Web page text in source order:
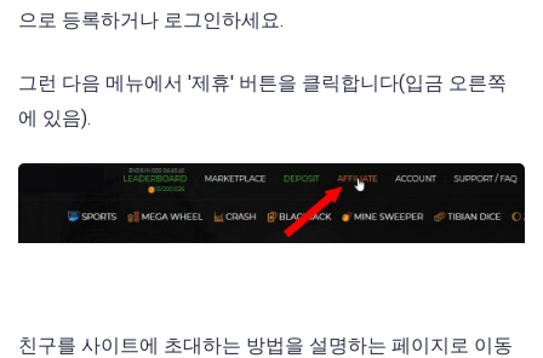
으로 등록하거나 로그인하세요.
그런 다음 메뉴에서 '제휴' 버튼을 클릭합니다(입금 오른쪽
에 있음).
친구를 사이트에 초대하는 방법을 설명하는 페이지로 이동